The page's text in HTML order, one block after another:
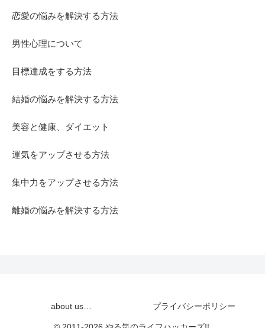
恋愛の悩みを解決する方法
男性心理について
目標達成をする方法
結婚の悩みを解決する方法
美容と健康、ダイエット
運気をアップさせる方法
集中力をアップさせる方法
離婚の悩みを解決する方法
about us… プライバシーポリシー